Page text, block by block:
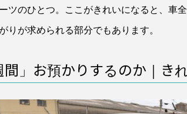
ツのひとつ。ここがきれいになると、車
りが求められる部分でもあります。
」お預かりするのか｜き